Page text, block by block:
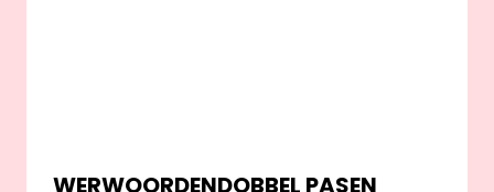
WERWOORDENDOBBEL PASEN